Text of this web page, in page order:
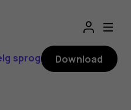
sprog Download